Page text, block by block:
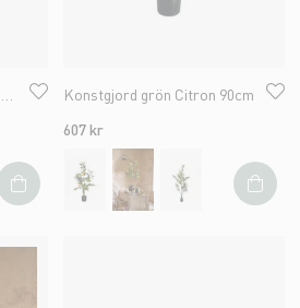
Konstgjord grön Citron 90cm
607 kr